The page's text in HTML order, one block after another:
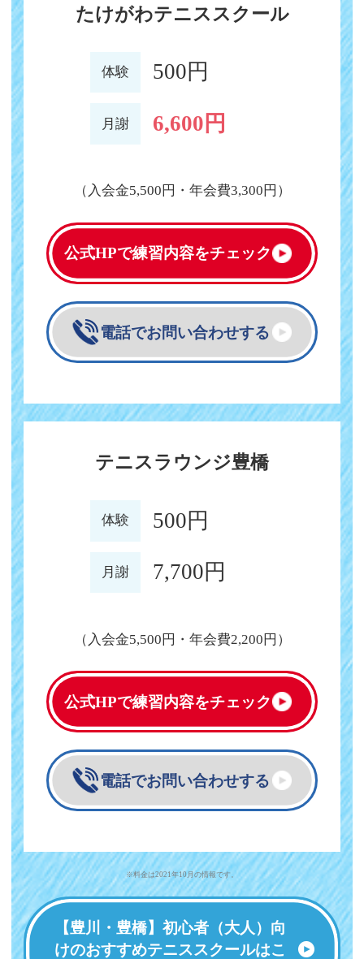
たけがわテニススクール
体験 500円
月謝 6,600円
（入会金5,500円・年会費3,300円）
公式HPで練習内容をチェック
電話でお問い合わせする
テニスラウンジ豊橋
体験 500円
月謝 7,700円
（入会金5,500円・年会費2,200円）
公式HPで練習内容をチェック
電話でお問い合わせする
※料金は2021年10月の情報です。
【豊川・豊橋】初心者（大人）向
けのおすすめテニススクールはこ